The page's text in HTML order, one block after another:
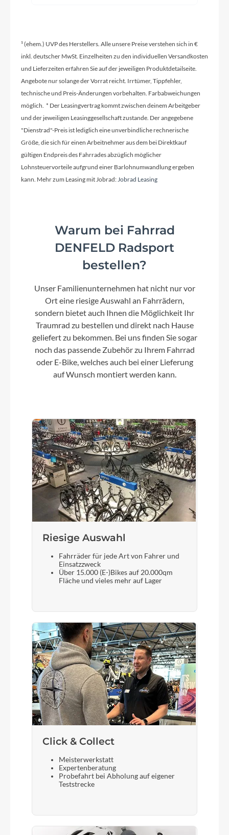
Kassette
Shimano CS-HG400-8 / 11-40T
Lenker
KTM LINE Riser 12 - HL MTB-AL-312BT, R: 12
mm; BS: 6°, BB:31.8mm
Farbe
Vapor Grey Orange Black
KMC Z8.3
Vorderrad Nabe
Umwerfer
Shimano FD-M315 TS
Laufradgröße
29 Zoll
SHIMANO SLM315-2L/8R
Steuersatz
RITCHEY Zero Logic PRESS FIT 1-1/8"
Sattel
KTM LINE SPORT - DDK-5090
Gabel
Suntour SF18-XCE28-DS
¹ (ehem.) UVP des Herstellers. Alle unsere Preise verstehen sich in €
inkl. deutscher MwSt. Einzelheiten zu den individuellen Versandkosten
und Lieferzeiten erfahren Sie auf der jeweiligen Produktdetailseite.
Angebote nur solange der Vorrat reicht. Irrtümer, Tippfehler,
technische und Preis-Änderungen vorbehalten. Farbabweichungen
möglich. * Der Leasingvertrag kommt zwischen deinem Arbeitgeber
und der jeweiligen Leasinggesellschaft zustande. Der angegebene
"Dienstrad"-Preis ist lediglich eine unverbindliche rechnerische
Größe, die sich für einen Arbeitnehmer aus dem bei Direktkauf
gültigen Endpreis des Fahrrades abzüglich möglicher
Lohnsteuervorteile aufgrund einer Barlohnumwandlung ergeben
kann. Mehr zum Leasing mit Jobrad:Jobrad Leasing
Warum bei Fahrrad
DENFELD Radsport
bestellen?
Unser Familienunternehmen hat nicht nur vor
Ort eine riesige Auswahl an Fahrrädern,
sondern bietet auch Ihnen die Möglichkeit Ihr
Traumrad zu bestellen und direkt nach Hause
geliefert zu bekommen. Bei uns finden Sie sogar
noch das passende Zubehör zu Ihrem Fahrrad
oder E-Bike, welches auch bei einer Lieferung
auf Wunsch montiert werden kann.
Riesige Auswahl
Fahrräder für jede Art von Fahrer und
Einsatzzweck
Über 15.000 (E-)Bikes auf 20.000qm
Fläche und vieles mehr auf Lager
Click & Collect
Meisterwerkstatt
Expertenberatung
Probefahrt bei Abholung auf eigener
Teststrecke